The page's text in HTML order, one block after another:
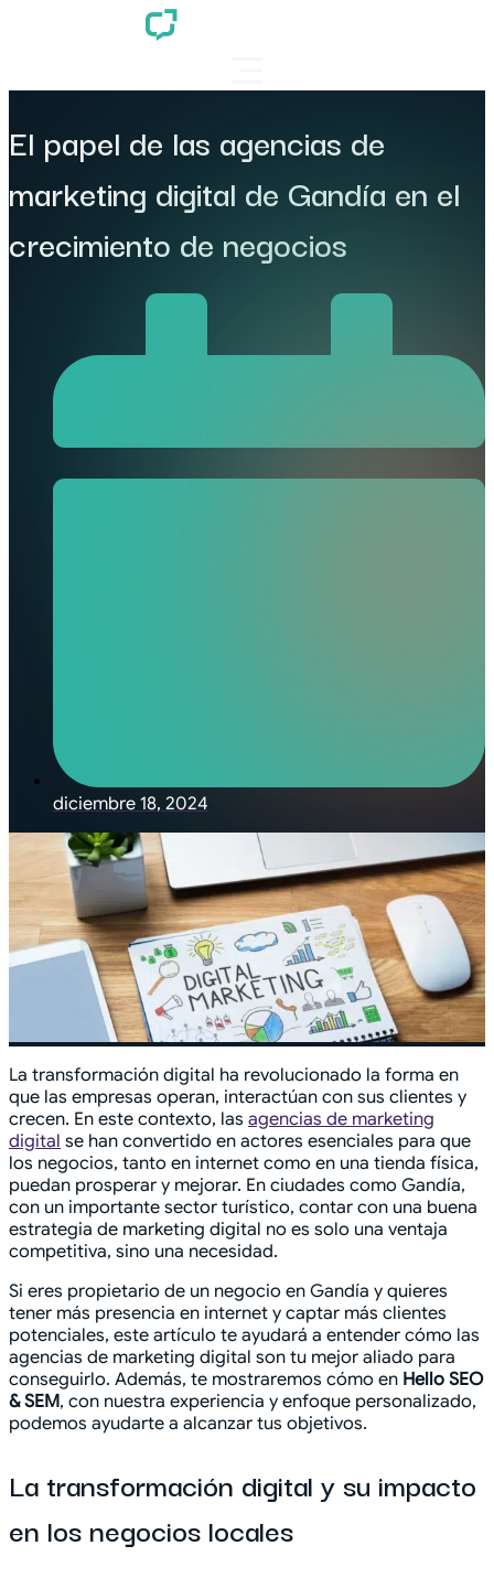
El papel de las agencias de
marketing digital de Gandía en el
crecimiento de negocios
diciembre 18, 2024
La transformación digital ha revolucionado la forma en
que las empresas operan, interactúan con sus clientes y
crecen. En este contexto, las agencias de marketing
digital se han convertido en actores esenciales para que
los negocios, tanto en internet como en una tienda física,
puedan prosperar y mejorar. En ciudades como Gandía,
con un importante sector turístico, contar con una buena
estrategia de marketing digital no es solo una ventaja
competitiva, sino una necesidad.
Si eres propietario de un negocio en Gandía y quieres
tener más presencia en internet y captar más clientes
potenciales, este artículo te ayudará a entender cómo las
agencias de marketing digital son tu mejor aliado para
conseguirlo. Además, te mostraremos cómo en Hello SEO
& SEM, con nuestra experiencia y enfoque personalizado,
podemos ayudarte a alcanzar tus objetivos.
La transformación digital y su impacto
en los negocios locales